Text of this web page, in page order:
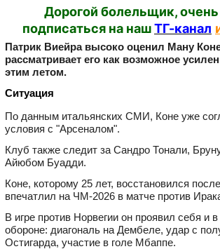
Дорогой болельщик,
подписаться на нашТГ-канал
Патрик Виейра высоко оценил Ману
рассматривает его как возможное
этим летом.
Ситуация
По данным итальянских СМИ, Коне уже
условия с "Арсеналом".
Клуб также следит за Сандро Тонали,
Айюбом Буадди.
Коне, которому 25 лет, восстановился
впечатлил на ЧМ‑2026 в матче против
В игре против Норвегии он проявил себя и в
обороне: диагональ на Дембеле, удар с
Остигарда, участие в голе Мбаппе.